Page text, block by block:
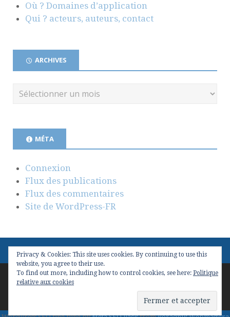
Où ? Domaines d’application
Qui ? acteurs, auteurs, contact
ARCHIVES
MÉTA
Connexion
Flux des publications
Flux des commentaires
Site de WordPress-FR
Copyright © 2026
Stargazer.
Privacy & Cookies: This site uses cookies. By continuing to use this
website, you agree to their use.
To find out more, including how to control cookies, see here: Politique
relative aux cookies